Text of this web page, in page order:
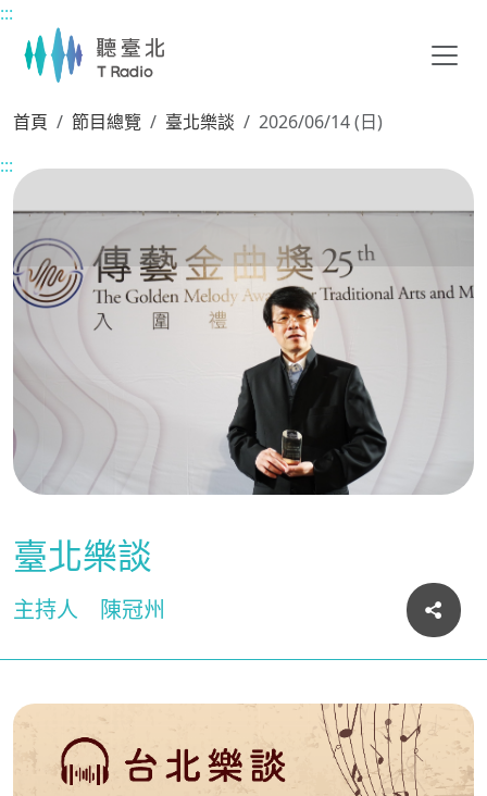
主要內容區塊
:::
首頁 節目總覽 臺北樂談
2026/06/14 (日)
:::
臺北樂談
主持人 陳冠州